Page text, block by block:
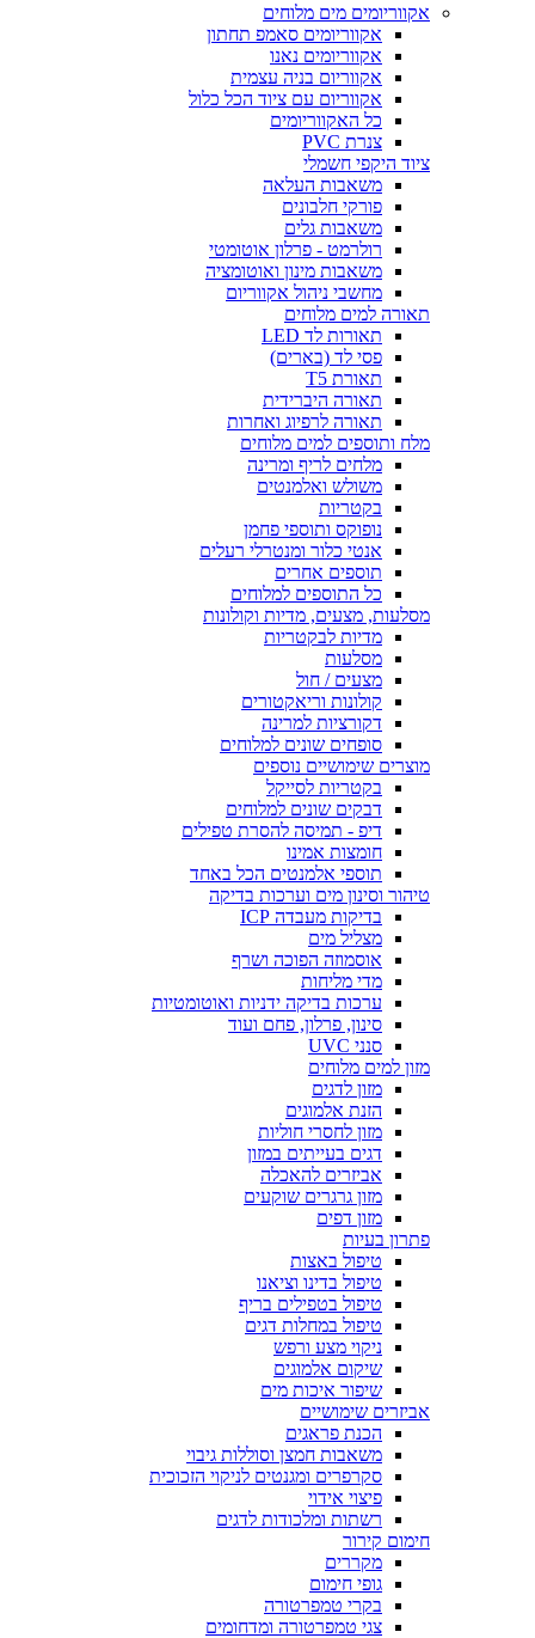
אקווריומים מים מלוחים
אקווריומים סאמפ תחתון
אקווריומים נאנו
אקווריום בניה עצמית
אקווריום עם ציוד הכל כלול
כל האקווריומים
צנרת PVC
ציוד היקפי חשמלי
משאבות העלאה
פורקי חלבונים
משאבות גלים
רולרמט - פרלון אוטומטי
משאבות מינון ואוטומציה
מחשבי ניהול אקווריום
תאורה למים מלוחים
תאורות לד LED
פסי לד (בארים)
תאורת T5
תאורה היברידית
תאורה לרפיוג ואחרות
מלח ותוספים למים מלוחים
מלחים לריף ומרינה
משולש ואלמנטים
בקטריות
נופוקס ותוספי פחמן
אנטי כלור ומנטרלי רעלים
תוספים אחרים
כל התוספים למלוחים
מסלעות, מצעים, מדיות וקולונות
מדיות לבקטריות
מסלעות
מצעים / חול
קולונות וריאקטורים
דקורציות למרינה
סופחים שונים למלוחים
מוצרים שימושיים נוספים
בקטריות לסייקל
דבקים שונים למלוחים
דיפ - תמיסה להסרת טפילים
חומצות אמינו
תוספי אלמנטים הכל באחד
טיהור וסינון מים וערכות בדיקה
בדיקות מעבדה ICP
מצליל מים
אוסמוזה הפוכה ושרף
מדי מליחות
ערכות בדיקה ידניות ואוטומטיות
סינון, פרלון, פחם ועוד
סנני UVC
מזון למים מלוחים
מזון לדגים
הזנת אלמוגים
מזון לחסרי חוליות
דגים בעייתים במזון
אביזרים להאכלה
מזון גרגרים שוקעים
מזון דפים
פתרון בעיות
טיפול באצות
טיפול בדינו וציאנו
טיפול בטפילים בריף
טיפול במחלות דגים
ניקוי מצע ורפש
שיקום אלמוגים
שיפור איכות מים
אביזרים שימושיים
הכנת פראגים
משאבות חמצן וסוללות גיבוי
סקרפרים ומגנטים לניקוי הזכוכית
פיצוי אידוי
רשתות ומלכודות לדגים
חימום קירור
מקררים
גופי חימום
בקרי טמפרטורה
צגי טמפרטורה ומדחומים